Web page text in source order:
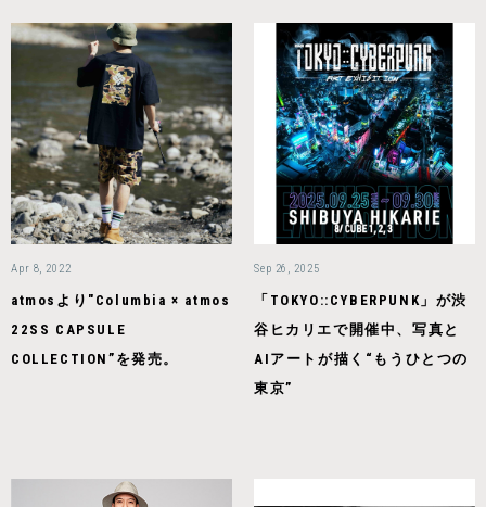
Apr 8, 2022
atmosより"Columbia × atmos
22SS CAPSULE
COLLECTION”を発売。
Sep 26, 2025
「TOKYO::CYBERPUNK」が渋
谷ヒカリエで開催中、写真と
AIアートが描く“もうひとつの
東京”